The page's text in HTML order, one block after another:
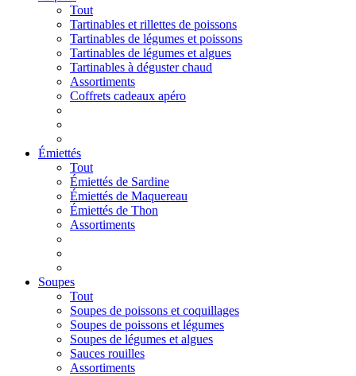
Tout
Tartinables et rillettes de poissons
Tartinables de légumes et poissons
Tartinables de légumes et algues
Tartinables à déguster chaud
Assortiments
Coffrets cadeaux apéro
Émiettés
Tout
Émiettés de Sardine
Émiettés de Maquereau
Émiettés de Thon
Assortiments
Soupes
Tout
Soupes de poissons et coquillages
Soupes de poissons et légumes
Soupes de légumes et algues
Sauces rouilles
Assortiments